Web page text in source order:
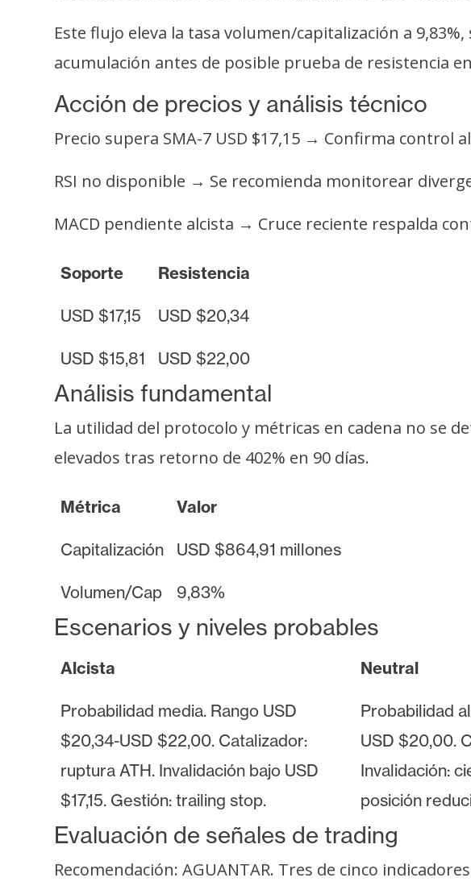
o
t
s
e
P
r
e
n
a
e
m
a
s
e
u
s
s
o
n
a
c
t
o
y
Este flujo eleva la tasa volumen/capitalización a
acumulación antes de posible prueba de resistencia en
Acción de precios y análisis técnico
Precio supera SMA-7 USD $17,15 → Confirma control
RSI no disponible → Se recomienda monitorear
MACD pendiente alcista → Cruce reciente respalda
Soporte Resistencia
USD $17,15 USD $20,34
USD $15,81 USD $22,00
Análisis fundamental
La utilidad del protocolo y métricas en cadena no se
elevados tras retorno de 402% en 90 días.
Métrica Valor
Capitalización USD $864,91 millones
Volumen/Cap 9,83%
Escenarios y niveles probables
Alcista Neutral
Probabilidad media. Rango USD
$20,34-USD $22,00. Catalizador:
ruptura ATH. Invalidación bajo USD
$17,15. Gestión: trailing stop.
Probabilidad
USD $20,00.
Invalidación:
posición
Evaluación de señales de trading
Recomendación: AGUANTAR. Tres de cinco